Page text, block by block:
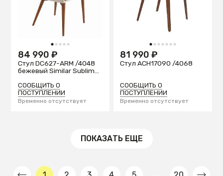
1 2 3 4 5
84 990 ₽
Стул DC627-ARM /4048
бежевый Similar Sublim
СООБЩИТЬ О
ПОСТУПЛЕНИИ
Временно отсутствует
1 2 3 4 5 6 7
81 990 ₽
Стул ACH17090 /4068
СООБЩИТЬ О
ПОСТУПЛЕНИИ
Временно отсутствует
ПОКАЗАТЬ ЕЩЕ